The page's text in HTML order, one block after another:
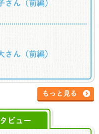
ん（前編）
ん（前編）
もっと見る
ビュー